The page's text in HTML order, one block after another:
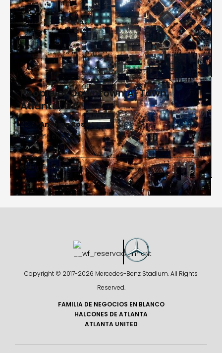
People of Downtown A-Town,
Atlanta, GA
2017 |Antoine Rose
Fotografía en Diasec
 Administrative Offices 
Copyright © 2017-2026 Mercedes-Benz Stadium. All Rights
Reserved.
FAMILIA DE NEGOCIOS EN BLANCO
HALCONES DE ATLANTA
ATLANTA UNITED